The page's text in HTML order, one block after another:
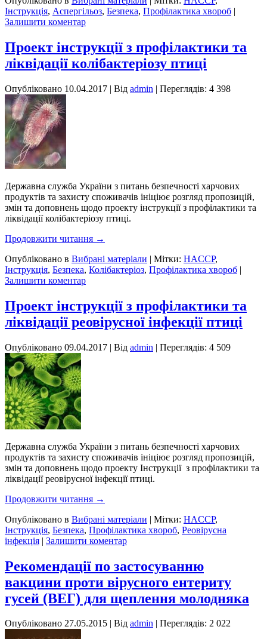
Інструкція, Аспергільоз, Безпека, Профілактика хвороб |
Залишити коментар
Проект інструкції з профілактики та
ліквідації колібактеріозу птиці
Опубліковано 10.04.2017 | Від admin | Переглядів: 4 398
Державна служба України з питань безпечності харчових
продуктів та захисту споживачів ініціює розгляд пропозицій,
змін та доповнень щодо проекту інструкції з профілактики та
ліквідації колібактеріозу птиці.
Продовжити читання →
Опубліковано в Вибрані матеріали | Мітки: HACCP,
Інструкція, Безпека, Колібактеріоз, Профілактика хвороб |
Залишити коментар
Проект інструкції з профілактики та
ліквідації реовірусної інфекції птиці
Опубліковано 09.04.2017 | Від admin | Переглядів: 4 509
Державна служба України з питань безпечності харчових
продуктів та захисту споживачів ініціює розгляд пропозицій,
змін та доповнень щодо проекту Інструкції з профілактики та
ліквідації реовірусної інфекції птиці.
Продовжити читання →
Опубліковано в Вибрані матеріали | Мітки: HACCP,
Інструкція, Безпека, Профілактика хвороб, Реовірусна
інфекція | Залишити коментар
Рекомендації по застосуванню
вакцини проти вірусного ентериту
гусей (ВЕГ) для щеплення молодняка
Опубліковано 27.05.2015 | Від admin | Переглядів: 2 022